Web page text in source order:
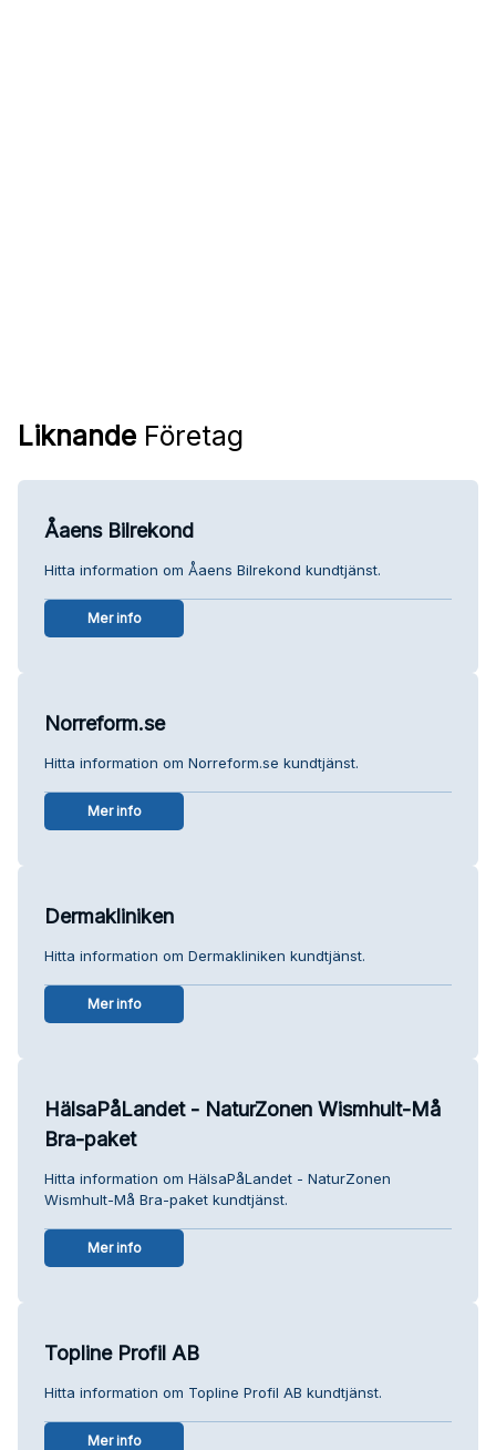
Liknande Företag
Åaens Bilrekond
Hitta information om Åaens Bilrekond kundtjänst.
Mer info
Norreform.se
Hitta information om Norreform.se kundtjänst.
Mer info
Dermakliniken
Hitta information om Dermakliniken kundtjänst.
Mer info
HälsaPåLandet - NaturZonen Wismhult-Må
Bra-paket
Hitta information om HälsaPåLandet - NaturZonen
Wismhult-Må Bra-paket kundtjänst.
Mer info
Topline Profil AB
Hitta information om Topline Profil AB kundtjänst.
Mer info